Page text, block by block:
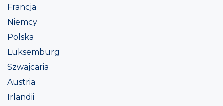
Francja
Niemcy
Polska
Luksemburg
Szwajcaria
Austria
Irlandii